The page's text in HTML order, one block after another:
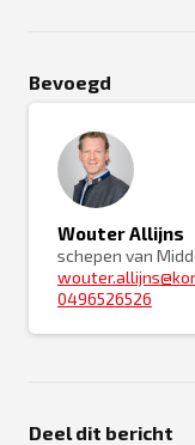
Bevoegd
Wouter Allijns
schepen van
0496526526
Deel dit bericht